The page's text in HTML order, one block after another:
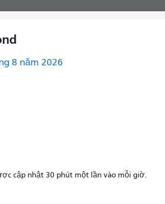
lịch
8 năm 2026
cập nhật 30 phút một lần vào mỗi giờ.